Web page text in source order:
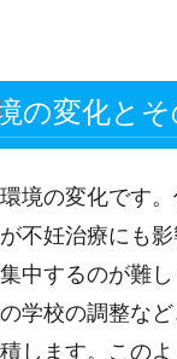
の変化と
境の変化です
不妊治療にも
中するのが難
学校の調整な
します。この